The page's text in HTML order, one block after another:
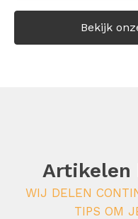
Bekijk
Artikelen
WIJ DELEN
TIPS OM